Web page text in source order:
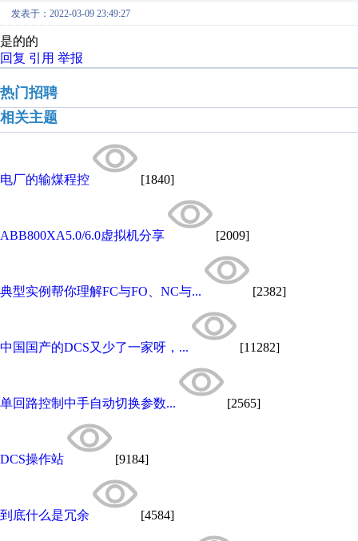
发表于：2022-03-09 23:49:27
是的的
回复 引用 举报
热门招聘
相关主题
电厂的输煤程控 [1840]
ABB800XA5.0/6.0虚拟机分享 [2009]
典型实例帮你理解FC与FO、NC与... [2382]
中国国产的DCS又少了一家呀，... [11282]
单回路控制中手自动切换参数... [2565]
DCS操作站 [9184]
到底什么是冗余 [4584]